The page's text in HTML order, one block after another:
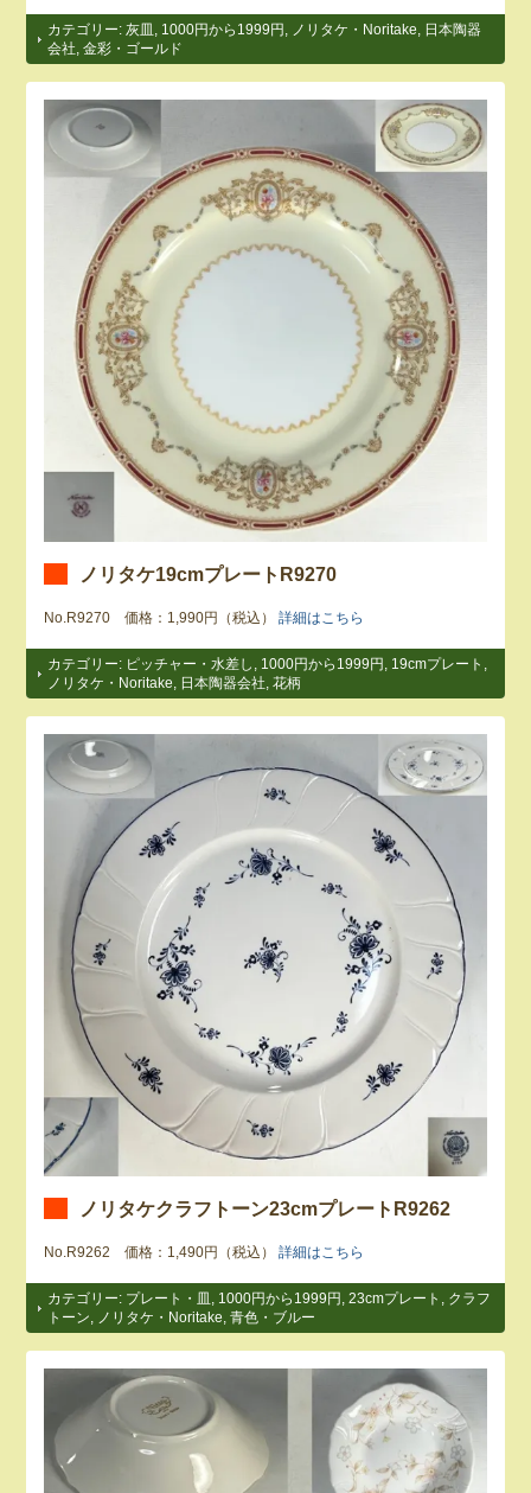
カテゴリー:灰皿 1000円から1999円 ノリタケ・Noritake
日本陶器
会社 ,金彩・ゴールド
ノリタケ19cmプレートR9270
No.R9270 価格：1,990円（税込）詳細はこちら
カテゴリー: ピッチャー・水差し 1000円から1999円 19cmプレート
ノリタケ・Noritake
日本陶器会社 ,花柄
ノリタケクラフトーン23cmプレートR9262
No.R9262 価格：1,490円（税込）詳細はこちら
カテゴリー: プレート・皿 , 1000円から1999円 ,23cmプレート , クラフ
トーン, ノリタケ・Noritake,青色・ブルー